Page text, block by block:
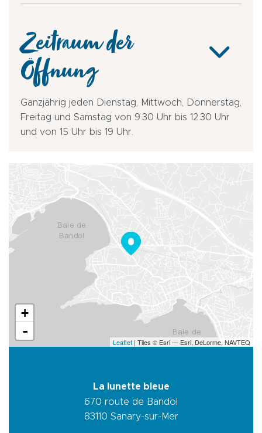
Zeitraum der
Öffnung
Ganzjährig jeden Dienstag, Mittwoch, Donnerstag,
Freitag und Samstag von 9.30 Uhr bis 12.30 Uhr
und von 15 Uhr bis 19 Uhr.
+
-
Leaflet | Tiles © Esri — Esri, DeLorme, NAVTEQ
La lunette bleue
670 route de Bandol
83110 Sanary-sur-Mer